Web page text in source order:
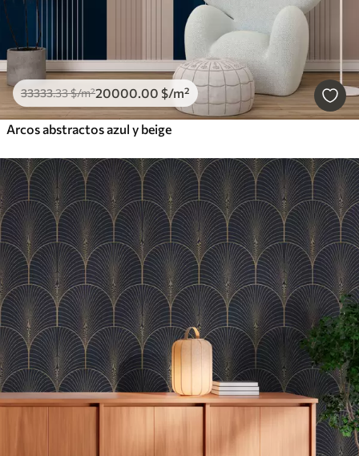
33333.33$/m²20000 .00 $/m²
Arcos abstractos azul y beige